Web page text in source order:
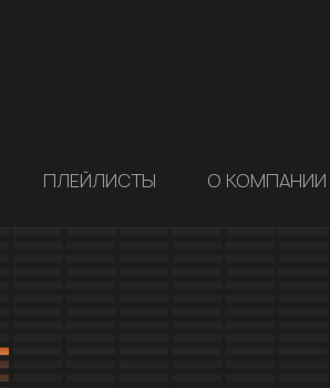
ПЛЕЙЛИСТЫ О КОМПАНИИ